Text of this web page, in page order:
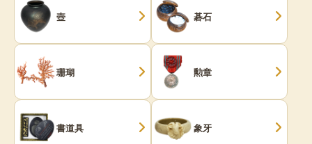
壺 碁石
珊瑚 勲章
書道具 象牙